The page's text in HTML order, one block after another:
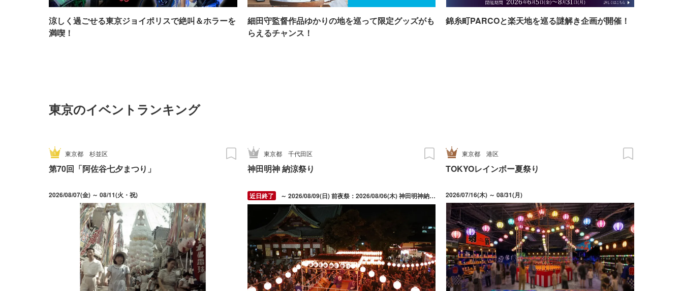
涼しく過ごせる東京ジョイポリスで絶叫＆ホラーを
満喫！
細田守監督作品ゆかりの地を巡って限定グッズがも
らえるチャンス！
錦糸町PARCOと楽天地を巡る謎解き企画が開催！
東京のイベントランキング
東京都 杉並区
第70回「阿佐谷七夕まつり」
2026/08/07(金) ～ 08/11(火・祝)
東京都千代田区
神田明神 納涼祭り
～ 2026/08/09(日) 前夜祭：2026/08/06(木) 神田明神納涼祭り：2026/08/07(金) ～ 2026/08/09(日)
東京都 港区
TOKYOレインボー夏祭り
2026/07/16(木) ～ 08/31(月)